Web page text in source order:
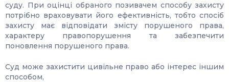
суду. При оцінці обраного позивачем способу захисту
потрібно враховувати його ефективність, тобто спосіб
захисту має відповідати змісту порушеного права,
характеру правопорушення та забезпечити
поновлення порушеного права.
Суд може захистити цивільне право або інтерес іншим
способом,